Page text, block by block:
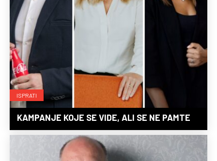
ISPRATI
KAMPANJE KOJE SE VIDE, ALI SE NE PAMTE